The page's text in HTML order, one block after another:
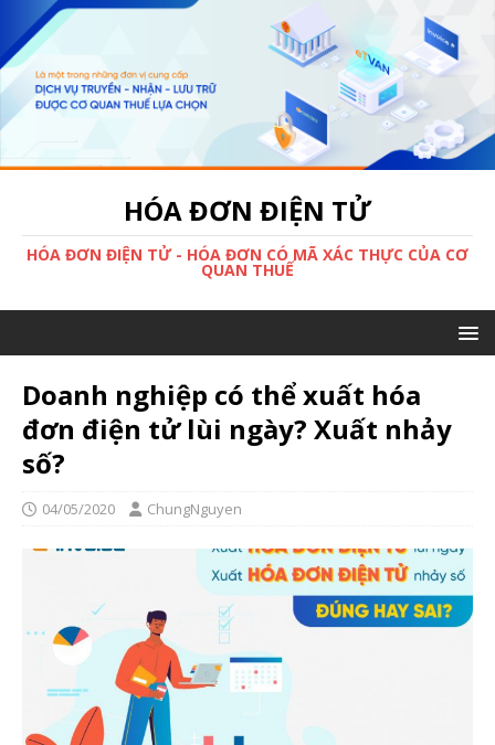
HÓA ĐƠN ĐIỆN TỬ
HÓA ĐƠN ĐIỆN TỬ - HÓA ĐƠN CÓ MÃ XÁC THỰC CỦA CƠ
QUAN THUẾ
Doanh nghiệp có thể xuất hóa
đơn điện tử lùi ngày? Xuất nhảy
số?
04/05/2020 ChungNguyen